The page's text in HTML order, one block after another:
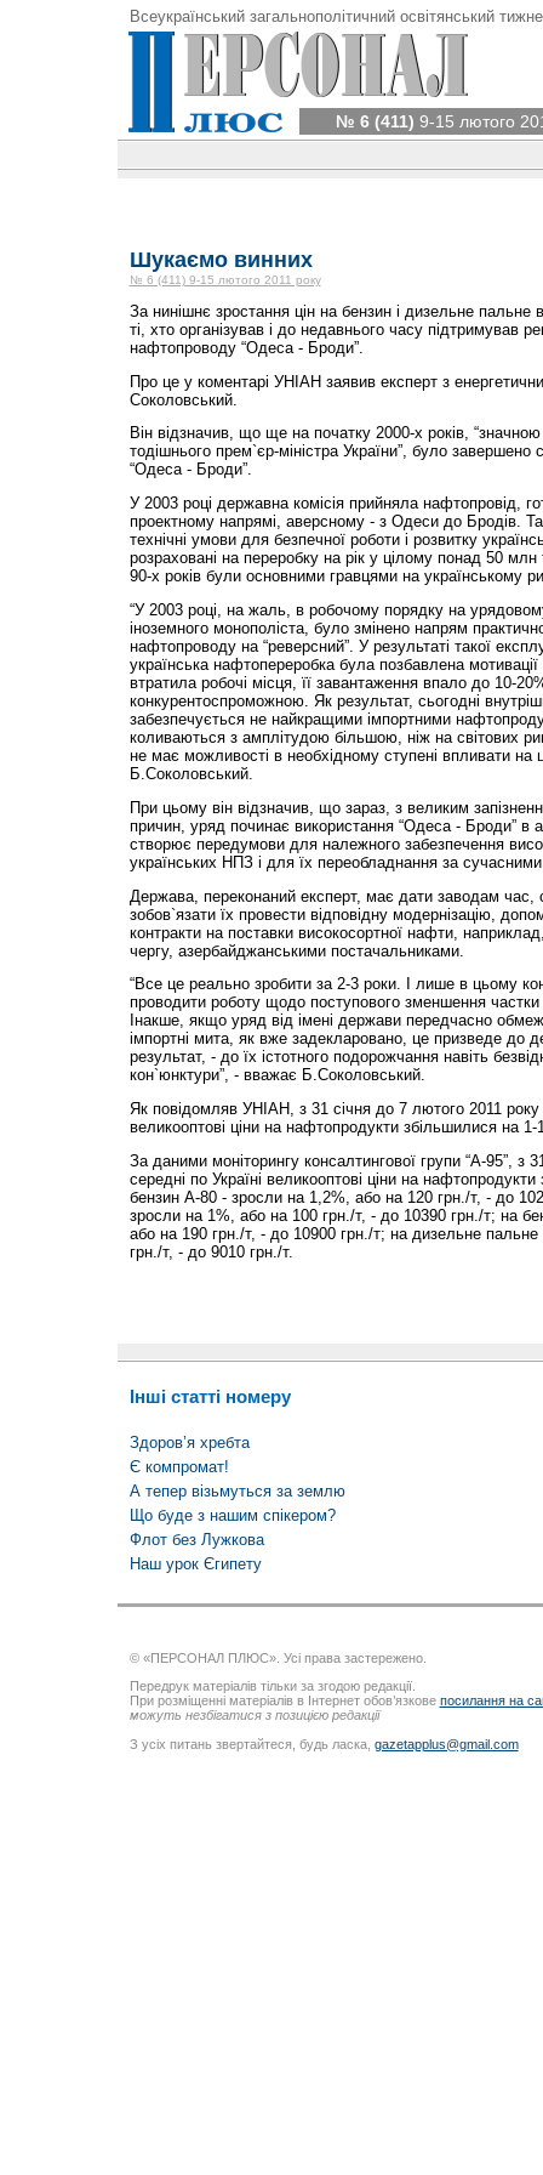
Всеукраїнський загальнополітичний освітянський
№ 6 (411) 9-15 лютого
Шукаємо винних
№ 6 (411) 9-15 лютого 2011 року
За нинішнє зростання цін на бензин і дизельне пальне
ті, хто організував і до недавнього часу підтримував
нафтопроводу “Одеса - Броди”.
Про це у коментарі УНІАН заявив експерт з
Соколовський.
Він відзначив, що ще на початку 2000-х років,
тодішнього прем`єр-міністра України”, було
“Одеса - Броди”.
У 2003 році державна комісія прийняла нафтопровід,
проектному напрямі, аверсному - з Одеси до Бродів.
технічні умови для безпечної роботи і розвитку
розраховані на переробку на рік у цілому понад 50
90-х років були основними гравцями на українському
“У 2003 році, на жаль, в робочому порядку на
іноземного монополіста, було змінено напрям
нафтопроводу на “реверсний”. У результаті такої
українська нафтопереробка була позбавлена мотивації
втратила робочі місця, її завантаження впало до 10-
конкурентоспроможною. Як результат, сьогодні
забезпечується не найкращими імпортними
коливаються з амплітудою більшою, ніж на світових
не має можливості в необхідному ступені впливати на
Б.Соколовський.
При цьому він відзначив, що зараз, з великим
причин, уряд починає використання “Одеса - Броди” в
створює передумови для належного забезпечення
українських НПЗ і для їх переобладнання за
Держава, переконаний експерт, має дати заводам час,
зобов`язати їх провести відповідну модернізацію,
контракти на поставки високосортної нафти,
чергу, азербайджанськими постачальниками.
“Все це реально зробити за 2-3 роки. І лише в цьому
проводити роботу щодо поступового зменшення частки
Інакше, якщо уряд від імені держави передчасно
імпортні мита, як вже задекларовано, це призведе до
результат, - до їх істотного подорожчання навіть
кон`юнктури”, - вважає Б.Соколовський.
Як повідомляв УНІАН, з 31 січня до 7 лютого 2011 року
великооптові ціни на нафтопродукти збільшилися на
За даними моніторингу консалтингової групи “А-95”, з
середні по Україні великооптові ціни на
бензин А-80 - зросли на 1,2%, або на 120 грн./т, - до
зросли на 1%, або на 100 грн./т, - до 10390 грн./т; на
або на 190 грн./т, - до 10900 грн./т; на дизельне
грн./т, - до 9010 грн./т.
Інші статті номеру
Здоров’я хребта
Є компромат!
А тепер візьмуться за землю
Що буде з нашим спікером?
Флот без Лужкова
Наш урок Єгипету
© «ПЕРСОНАЛ ПЛЮС». Усі права застережено.
Передрук матеріалів тільки за згодою редакції.
При розміщенні матеріалів в Інтернет обов’язкове посилання на
можуть незбігатися з позицією редакції
З усіх питань звертайтеся, будь ласка, gazetapplus@gmail.com